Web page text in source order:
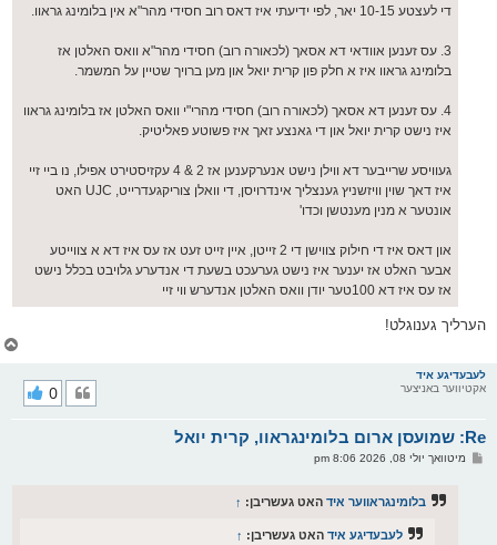
די לעצטע 10-15 יאר, לפי ידיעתי איז דאס רוב חסידי מהר"א אין בלומינג גראוו.
3. עס זענען אוודאי דא אסאך (לכאורה רוב) חסידי מהר"א וואס האלטן אז
בלומינג גראוו איז א חלק פון קרית יואל און מען ברויך שטיין על המשמר.
4. עס זענען דא אסאך (לכאורה רוב) חסידי מהרי"י וואס האלטן אז בלומינג גראוו
איז נישט קרית יואל און די גאנצע זאך איז פשוטע פאליטיק.
געוויסע שרייבער דא ווילן נישט אנערקענען אז 2 & 4 עקזיסטירט אפילו, נו ביי זיי
איז דאך שוין וויזשניץ גענצליך אינדרויסן, די וואלן צוריקגעדרייט, UJC האט
אונטער א מנין מענטשן וכדו'
און דאס איז די חילוק צווישן די 2 זייטן, איין זייט זעט אז עס איז דא א צווייטע
אבער האלט אז יענער איז נישט גערעכט בשעת די אנדערע גלויבט בכלל נישט
אז עס איז דא 100טער יודן וואס האלטן אנדערש ווי זיי
הערליך גענוגלט!
לעבעדיגע איד
אקטיווער באניצער
Re: שמועסן ארום בלומינגראוו, קרית יואל
0
פמיטוואך יולי 08, 2026 8:06 pm
בלומינגראווער איד האט געשריבן: ↑
לעבעדיגע איד האט געשריבן: ↑